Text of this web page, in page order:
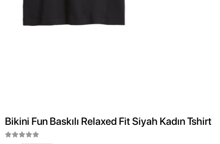
Bikini Fun Baskılı Relaxed Fit Siyah Kadın Tshirt